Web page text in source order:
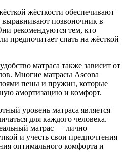
жёсткости обеспечивают
позвоночник в
рекомендуются тем, кто
предпочитает спать на жёсткой
матраса также зависит от
Многие матрасы Ascona
пены и пружин, которые
амортизацию и комфорт.
уровень матраса является
для каждого человека.
матрас — лично
и учесть свои предпочтения
оптимального комфорта и